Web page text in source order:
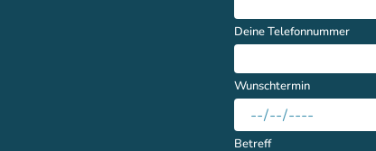
Deine Telefonnummer
Wunschtermin
Betreff